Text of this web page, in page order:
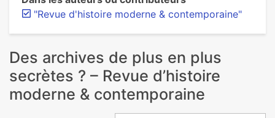
"Revue d'histoire moderne & contemporaine"
Des archives de plus en plus
secrètes ? – Revue d’histoire
moderne & contemporaine